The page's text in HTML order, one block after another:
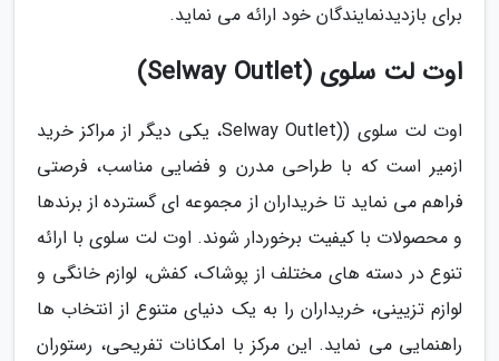
برای بازدیدنمایندگان خود ارائه می نماید.
اوت لت سلوی (Selway Outlet)
اوت لت سلوی ((Selway Outlet، یکی دیگر از مراکز خرید
ازمیر است که با طراحی مدرن و فضایی مناسب، فرصتی
فراهم می نماید تا خریداران از مجموعه ای گسترده از برندها
و محصولات با کیفیت برخوردار شوند. اوت لت سلوی با ارائه
تنوع در دسته های مختلف از پوشاک، کفش، لوازم خانگی و
لوازم تزیینی، خریداران را به یک دنیای متنوع از انتخاب ها
راهنمایی می نماید. این مرکز با امکانات تفریحی، رستوران